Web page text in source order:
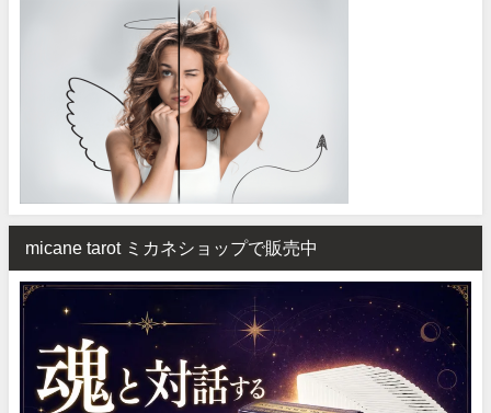
micane tarot ミカネショップで販売中